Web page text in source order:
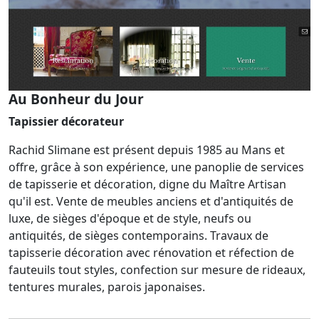
Au Bonheur du Jour
Tapissier décorateur
Rachid Slimane est présent depuis 1985 au Mans et
offre, grâce à son expérience, une panoplie de services
de tapisserie et décoration, digne du Maître Artisan
qu'il est. Vente de meubles anciens et d'antiquités de
luxe, de sièges d'époque et de style, neufs ou
antiquités, de sièges contemporains. Travaux de
tapisserie décoration avec rénovation et réfection de
fauteuils tout styles, confection sur mesure de rideaux,
tentures murales, parois japonaises.